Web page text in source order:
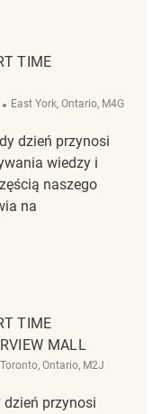
TIME
Lokalizacja
East York, Ontario, M4G
dzień przynosi
wiedzy i
naszego
na
HomeSense - Leaside
Part Time
TIME
MALL
Lokalizacja
Toronto, Ontario, M2J
dzień przynosi